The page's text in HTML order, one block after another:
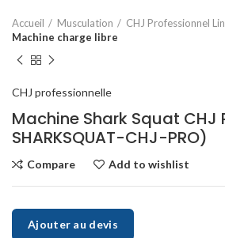
Accueil Musculation
CHJ Professionnel
Machine charge libre
CHJ professionnelle
Machine Shark Squat CHJ
SHARKSQUAT-CHJ-PRO)
Compare Add to wishlist
Ajouter au devis